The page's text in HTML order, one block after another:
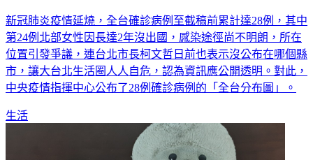
新冠肺炎疫情延燒，全台確診病例至截稿前累計達28例，其中
第24例北部女性因長達2年沒出國，感染途徑尚不明朗，所在
位置引發爭議，連台北市長柯文哲日前也表示沒公布在哪個縣
市，讓大台北生活圈人人自危，認為資訊應公開透明。對此，
中央疫情指揮中心公布了28例確診病例的「全台分布圖」。
生活